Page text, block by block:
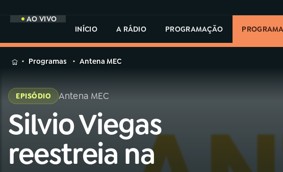
AO VIVO
INÍCIO
A RÁDIO PROGRAMAÇÃO
MENU
Buscar
na
Rádio
MEC
Início AO VIVO
na
Rádio
MEC
Programas Antena MEC
EPISÓDIO Antena MEC
Silvio Viegas
reestreia na